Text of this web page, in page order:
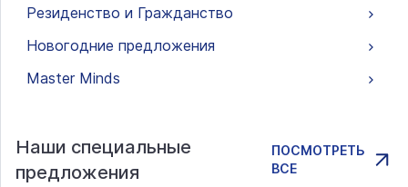
Резиденство и Гражданство
Новогодние предложения
Master Minds
Наши специальные
предложения
ПОСМОТРЕТЬ
ВСЕ